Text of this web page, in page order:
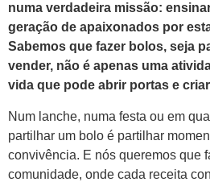
numa verdadeira missão:
geração de apaixonados por
Sabemos que fazer bolos, seja
vender, não é apenas uma
vida que pode abrir portas e
Num lanche, numa festa ou em
partilhar um bolo é partilhar
convivência. E nós queremos que
comunidade, onde cada receita